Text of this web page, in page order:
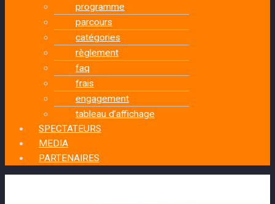
programme
parcours
catégories
règlement
faq
frais
engagement
tableau d’affichage
SPECTATEURS
MEDIA
PARTENAIRES